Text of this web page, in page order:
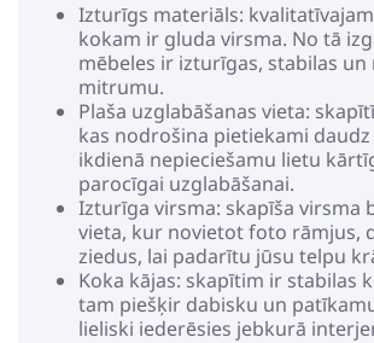
Izturīgs materiāls:
kokam ir gluda virsma. No tā
mēbeles ir izturīgas, stabilas
mitrumu.
Plaša uzglabāšanas vieta:
kas nodrošina pietiekami
ikdienā nepieciešamu lietu
parocīgai uzglabāšanai.
Izturīga virsma: skapīša virsma
vieta, kur novietot foto rāmjus,
ziedus, lai padarītu jūsu telpu
Koka kājas: skapītim ir stabilas
tam piešķir dabisku un
lieliski iederēsies jebkurā